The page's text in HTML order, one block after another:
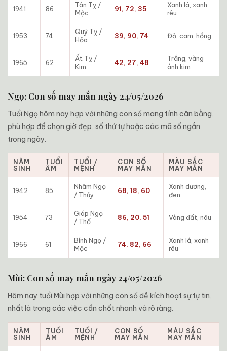
1941 86
Tân Tỵ /
Mộc
91, 72, 35
Xanh lá, xanh
rêu
1953 74
Quý Tỵ /
Hỏa
39, 90, 74 Đỏ, cam, hồng
1965 62
Ất Tỵ /
Kim
42, 27, 48
Trắng, vàng
ánh kim
Ngọ: Con số may mắn ngày 24/05/2026
Tuổi Ngọ hôm nay hợp với những con số mang tính cân bằng,
phù hợp để chọn giờ đẹp, số thứ tự hoặc các mã số ngắn
trong ngày.
NĂM
SINH
TUỔI
ÂM
TUỔI /
MỆNH
CON SỐ
MAY MẮN
MÀU SẮC
MAY MẮN
1942 85
Nhâm Ngọ
/ Thủy
68, 18, 60
Xanh dương,
đen
1954 73
Giáp Ngọ
/ Thổ
86, 20, 51 Vàng đất, nâu
1966 61
Bính Ngọ /
Mộc
74, 82, 66
Xanh lá, xanh
rêu
Mùi: Con số may mắn ngày 24/05/2026
Hôm nay tuổi Mùi hợp với những con số dễ kích hoạt sự tự tin,
nhất là trong các việc cần chốt nhanh và rõ ràng.
NĂM
SINH
TUỔI
ÂM
TUỔI /
MỆNH
CON SỐ
MAY MẮN
MÀU SẮC
MAY MẮN